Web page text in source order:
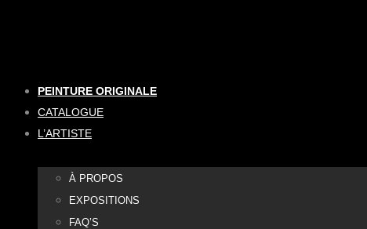
PEINTURE ORIGINALE
CATALOGUE
L’ARTISTE
À PROPOS
EXPOSITIONS
FAQ’S